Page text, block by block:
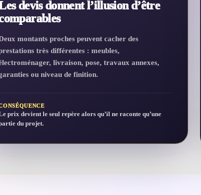
devis donnent l’illusion d’être
montants proches peuvent cacher des
très différentes : meubles,
livraison, pose, travaux annexes,
ou niveau de finition.
prix devient le seul repère alors qu’il ne raconte qu’une
du projet.